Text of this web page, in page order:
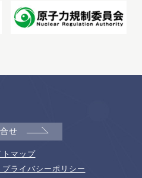
せ
トマップ
ライバシーポリシー